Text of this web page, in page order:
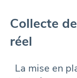
Collecte
réel
La mise en